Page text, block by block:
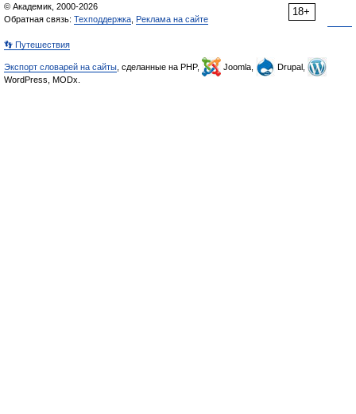
18+
© Академик, 2000-2026
Обратная связь: Техподдержка Реклама на сайте
👣 Путешествия
Экспорт словарей на сайты , сделанные на PHP, Joomla,
Drupal,
WordPress, MODx.